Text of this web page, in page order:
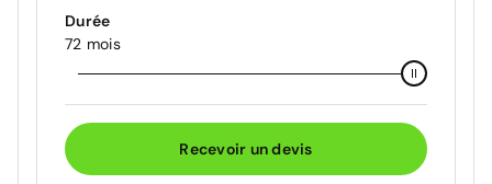
Durée
72 mois
Recevoir un devis